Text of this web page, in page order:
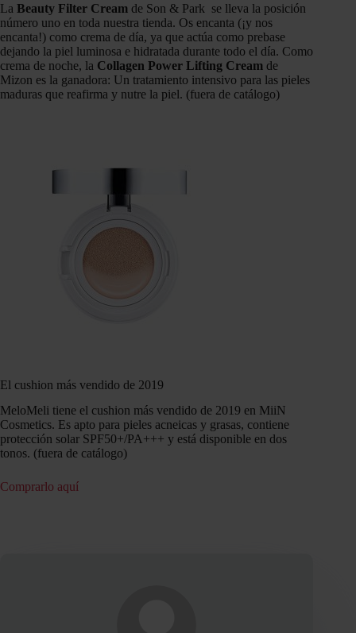
La Beauty Filter Cream de Son & Park se lleva la posición
número uno en toda nuestra tienda. Os encanta (¡y nos
encanta!) como crema de día, ya que actúa como prebase
dejando la piel luminosa e hidratada durante todo el día. Como
crema de noche, la Collagen Power Lifting Cream de
Mizon es la ganadora: Un tratamiento intensivo para las pieles
maduras que reafirma y nutre la piel. (fuera de catálogo)
El cushion más vendido de 2019
MeloMeli tiene el cushion más vendido de 2019 en MiiN
Cosmetics. Es apto para pieles acneicas y grasas, contiene
protección solar SPF50+/PA+++ y está disponible en dos
tonos. (fuera de catálogo)
Comprarlo aquí